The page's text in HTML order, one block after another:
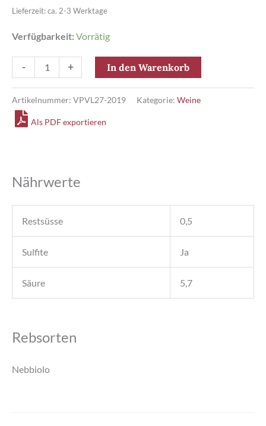
Lieferzeit: ca. 2-3 Werktage
Verfügbarkeit: Vorrätig
-
DOCG
Lazzarito
Menge
+ In den Warenkorb
Artikelnummer: VPVL27-2019 Kategorie: Weine
Als PDF exportieren
Nährwerte
Restsüsse 0,5
Sulfite Ja
Säure 5,7
Rebsorten
Nebbiolo